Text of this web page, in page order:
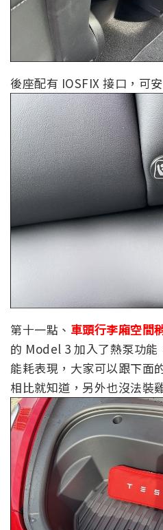
後座配有 IOSFIX 接口，可
第十一點、 車頭行李廂空間
的 Model 3 加入了熱泵功能
能耗表現，大家可以跟下面
相比就知道，另外也沒法裝